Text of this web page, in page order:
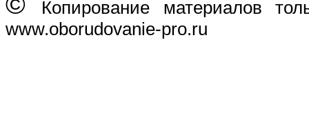
Копирование материалов
www.oborudovanie-pro.ru